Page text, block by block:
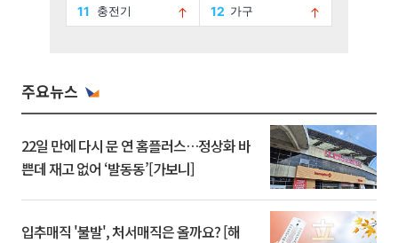
주요뉴스
22일 만에 다시 문 연 홈플러스…정상화 바
쁜데 재고 없어 ‘발동동’[가보니]
입추매직 '불발', 처서매직은 올까요? [해